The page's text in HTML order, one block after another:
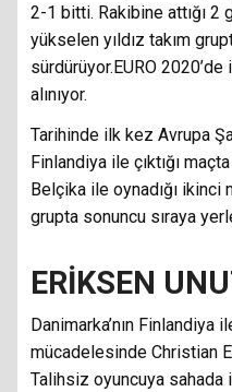
2-1 bitti. Rakibine attığı 2
yükselen yıldız takım
sürdürüyor.EURO
alınıyor.
Tarihinde ilk kez Avrupa
Finlandiya ile çıktığı
Belçika ile oynadığı ikinci
grupta sonuncu sıraya
ERİKSEN
Danimarka’nın Finlandiya
mücadelesinde Christian
Talihsiz oyuncuya sahada